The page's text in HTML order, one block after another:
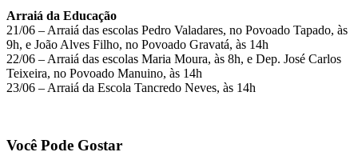
Arraiá da Educação
21/06 – Arraiá das escolas Pedro Valadares, no Povoado Tapado, às
9h, e João Alves Filho, no Povoado Gravatá, às 14h
22/06 – Arraiá das escolas Maria Moura, às 8h, e Dep. José Carlos
Teixeira, no Povoado Manuino, às 14h
23/06 – Arraiá da Escola Tancredo Neves, às 14h
Você Pode Gostar